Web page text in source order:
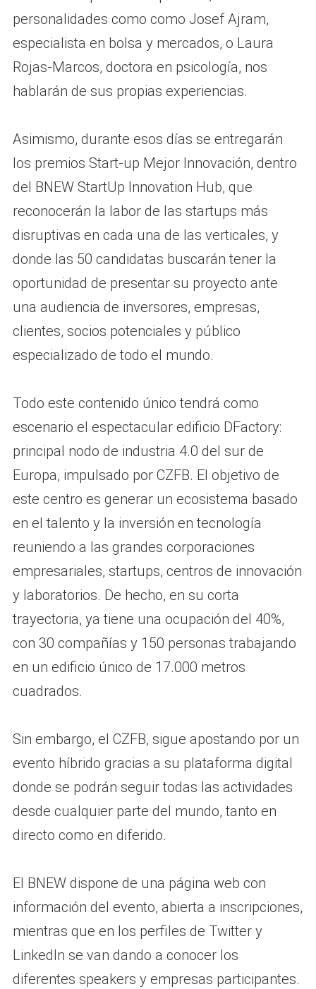
personalidades como como Josef Ajram,
especialista en bolsa y mercados, o Laura
Rojas-Marcos, doctora en psicología, nos
hablarán de sus propias experiencias.
Asimismo, durante esos días se entregarán
los premios Start-up Mejor Innovación, dentro
del BNEW StartUp Innovation Hub, que
reconocerán la labor de las startups más
disruptivas en cada una de las verticales, y
donde las 50 candidatas buscarán tener la
oportunidad de presentar su proyecto ante
una audiencia de inversores, empresas,
clientes, socios potenciales y público
especializado de todo el mundo.
Todo este contenido único tendrá como
escenario el espectacular edificio DFactory:
principal nodo de industria 4.0 del sur de
Europa, impulsado por CZFB. El objetivo de
este centro es generar un ecosistema basado
en el talento y la inversión en tecnología
reuniendo a las grandes corporaciones
empresariales, startups, centros de innovación
y laboratorios. De hecho, en su corta
trayectoria, ya tiene una ocupación del 40%,
con 30 compañías y 150 personas trabajando
en un edificio único de 17.000 metros
cuadrados.
Sin embargo, el CZFB, sigue apostando por un
evento híbrido gracias a su plataforma digital
donde se podrán seguir todas las actividades
desde cualquier parte del mundo, tanto en
directo como en diferido.
El BNEW dispone de una página web con
información del evento, abierta a inscripciones,
mientras que en los perfiles de Twitter y
LinkedIn se van dando a conocer los
diferentes speakers y empresas participantes.